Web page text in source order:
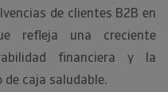
de clientes B2B en
refleja una creciente
financiera y la
caja saludable.